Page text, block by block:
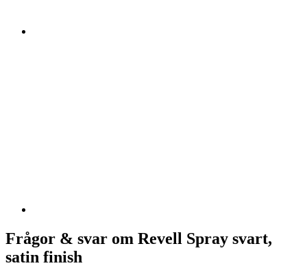
Frågor & svar om Revell Spray svart,
satin finish